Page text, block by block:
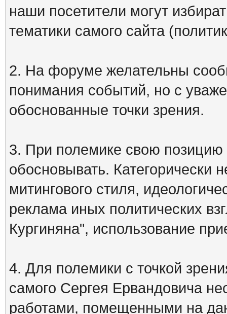
наши посетители могут
тематики самого сайта
2. На форуме желательны
понимания событий, но с
обоснованные точки зрения.
3. При полемике свою
обосновывать. Категорически
митингового стиля,
реклама иных политических
Кургиняна", использование
4. Для полемики с точкой
самого Сергея Ервандовича
работами, помещенными на